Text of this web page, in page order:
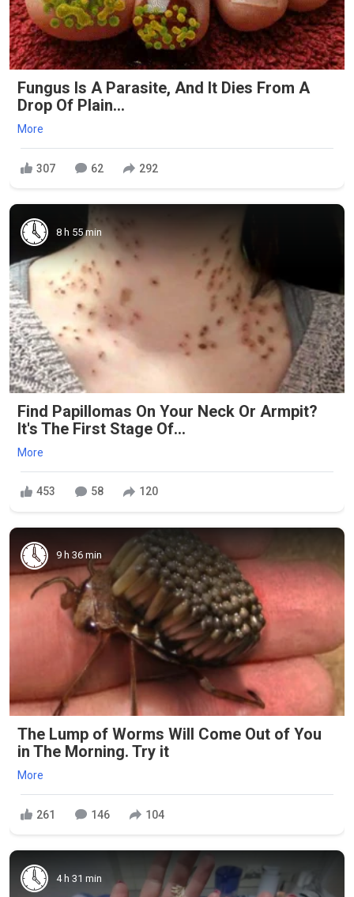
Fungus Is A Parasite, And It Dies From A
Drop Of Plain...
More
307 62 292
8 h 55 min
Find Papillomas On Your Neck Or Armpit?
It's The First Stage Of...
More
453 58 120
9 h 36 min
The Lump of Worms Will Come Out of You
in The Morning. Try it
More
261 146 104
4 h 31 min